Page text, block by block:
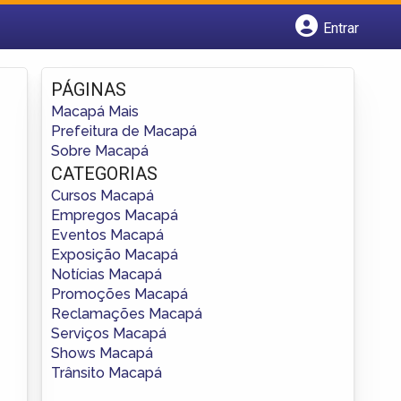
Entrar
Fazer login
Criar conta
PÁGINAS
Macapá Mais
Prefeitura de Macapá
Sobre Macapá
CATEGORIAS
Cursos Macapá
Empregos Macapá
Eventos Macapá
Exposição Macapá
Notícias Macapá
Promoções Macapá
Reclamações Macapá
Serviços Macapá
Shows Macapá
Trânsito Macapá